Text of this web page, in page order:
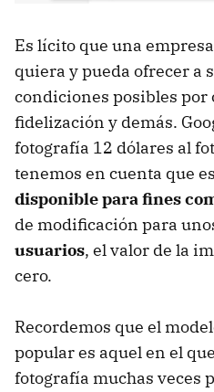
Es lícito que una
quiera y pueda ofrecer a
condiciones posibles por
fidelización y demás.
fotografía 12 dólares al
tenemos en cuenta que
disponible para fines
de modificación para
usuarios, el valor de la
cero.
Recordemos que el
popular es aquel en el
fotografía muchas veces